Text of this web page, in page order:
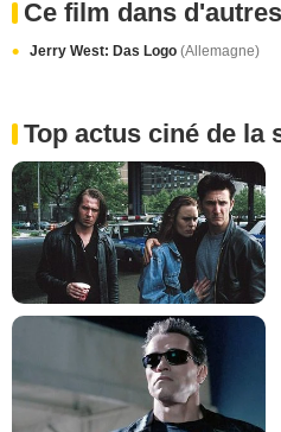
Ce film dans
Jerry West: Das Logo (Allemagne)
Top actus ciné de la